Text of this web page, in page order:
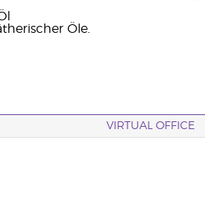
Öle.
VIRTUAL OFFICE